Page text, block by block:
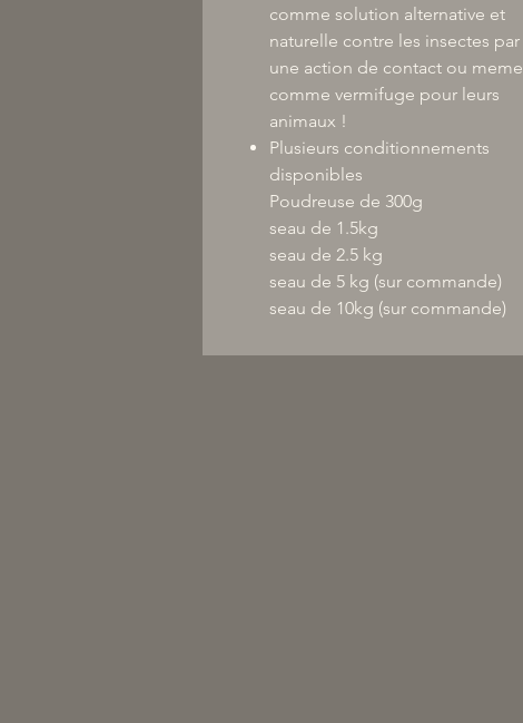
comme solution alternative et
naturelle contre les insectes par
une action de contact ou meme
comme vermifuge pour leurs
animaux !
Plusieurs conditionnements
disponibles
Poudreuse de 300g
seau de 1.5kg
seau de 2.5 kg
seau de 5 kg (sur commande)
seau de 10kg (sur commande)